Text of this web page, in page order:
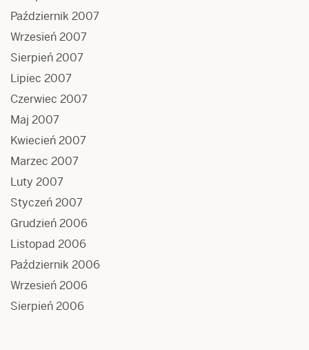
Październik 2007
Wrzesień 2007
Sierpień 2007
Lipiec 2007
Czerwiec 2007
Maj 2007
Kwiecień 2007
Marzec 2007
Luty 2007
Styczeń 2007
Grudzień 2006
Listopad 2006
Październik 2006
Wrzesień 2006
Sierpień 2006